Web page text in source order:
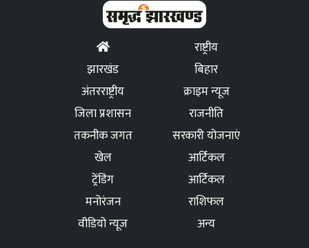
राष्ट्रीय
झारखंड
बिहार
अंतरराष्ट्रीय
क्राइम न्यूज
जिला प्रशासन
राजनीति
तकनीक जगत
सरकारी योजनाएं
खेल
आर्टिकल
ट्रेंडिंग
आर्टिकल
मनोरंजन
राशिफल
वीडियो न्यूज
अन्य